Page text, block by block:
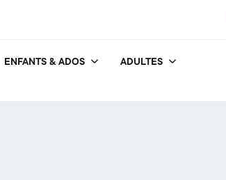
ENFANTS & ADOS
ADULTES